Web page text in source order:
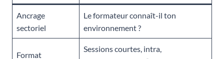
Ancrage
sectoriel
Le formateur connaît-il ton
environnement ?
Format
Sessions courtes, intra,